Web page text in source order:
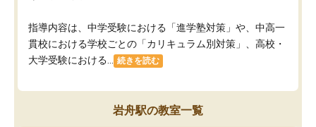
指導内容は、中学受験における「進学塾対策」や、中高一
貫校における学校ごとの「カリキュラム別対策」、高校・
大学受験における...
続きを読む
岩舟駅の教室一覧